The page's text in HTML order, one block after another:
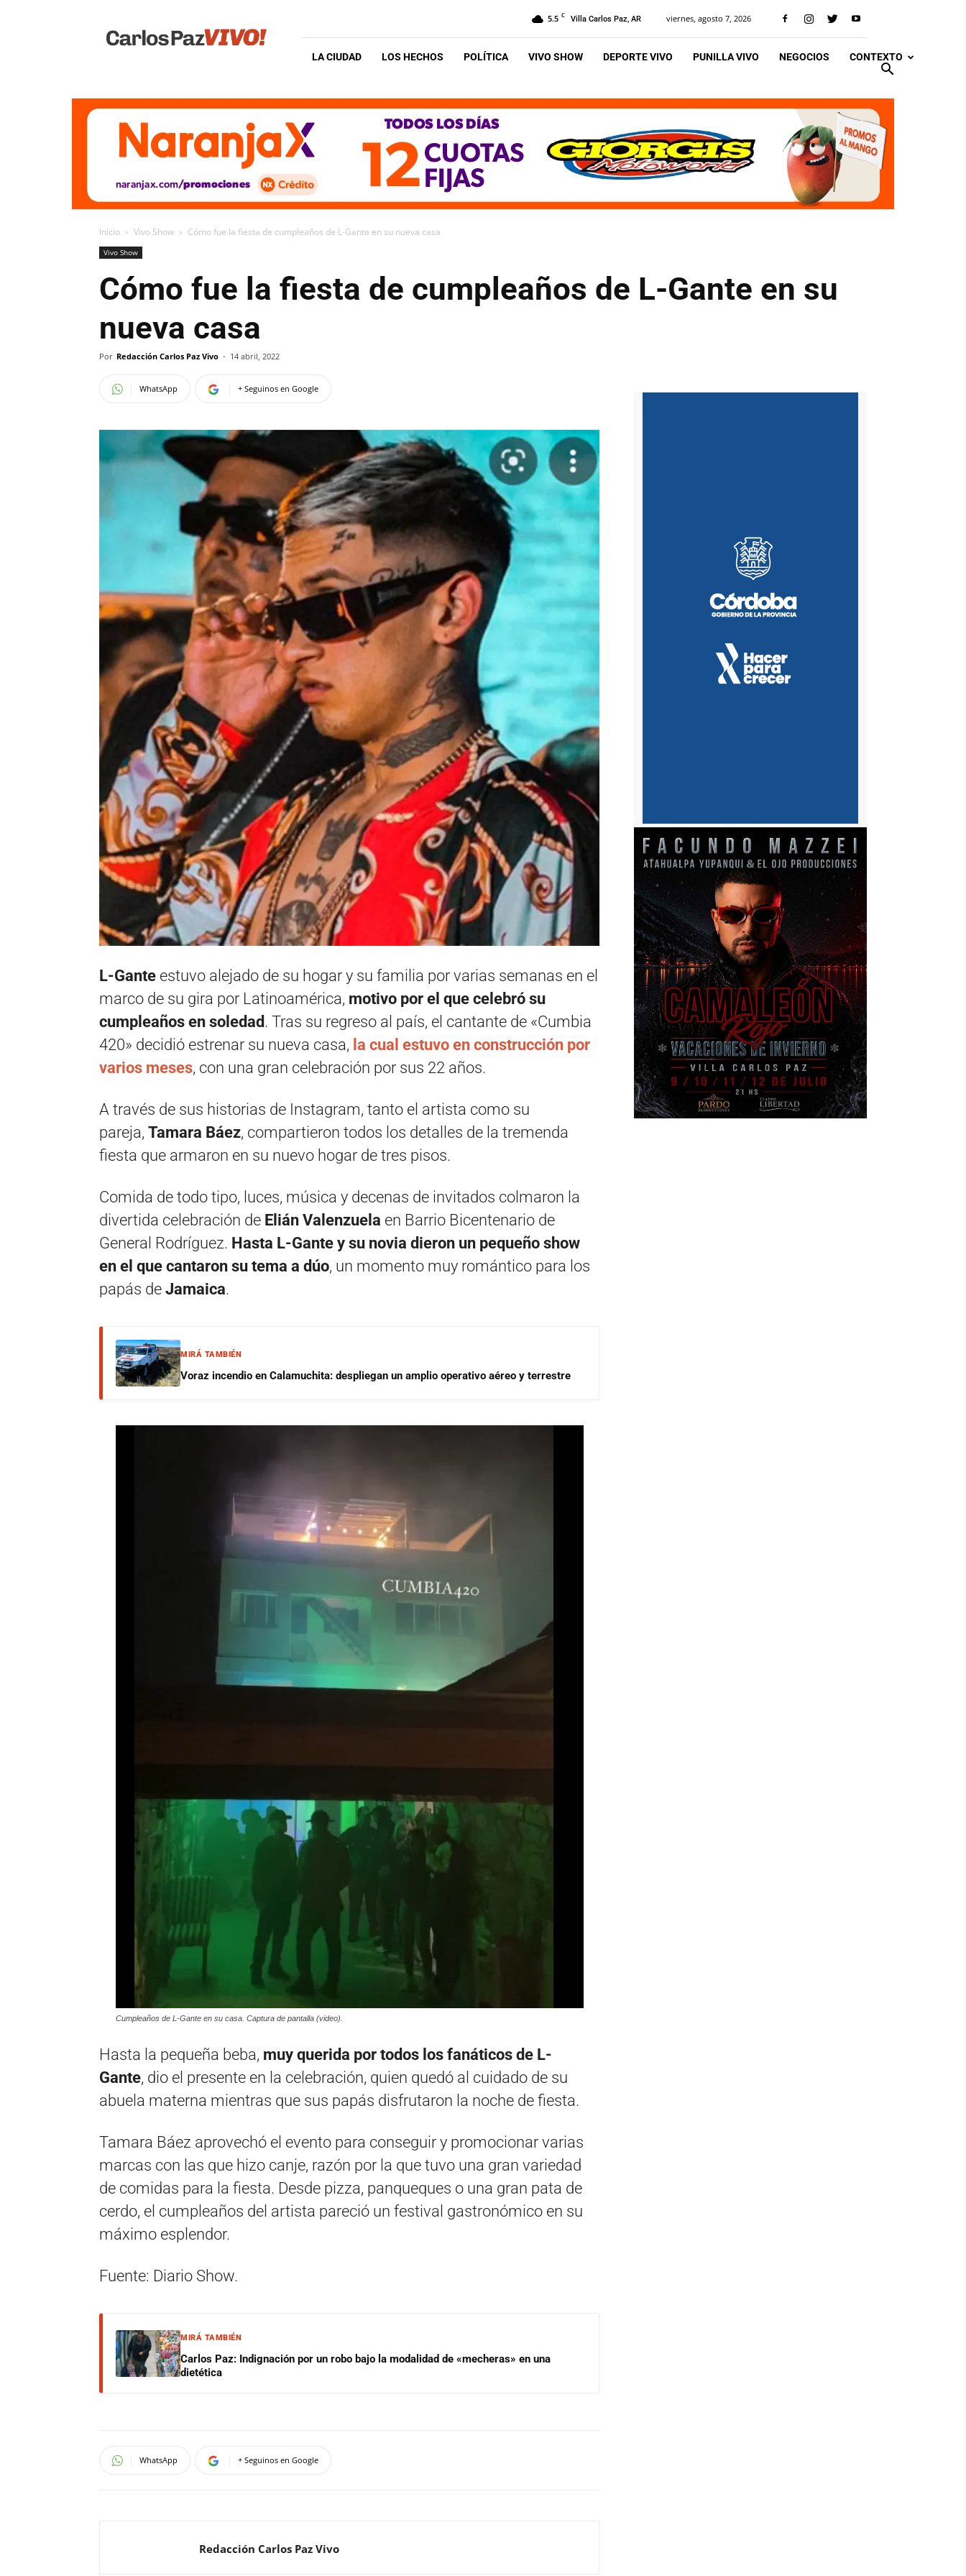
Vivo
5.5 C Villa Carlos Paz, AR viernes, agosto 7, 2026
LA CIUDAD LOS HECHOS POLÍTICA VIVO SHOW DEPORTE VIVO PUNILLA VIVO NEGOCIOS CONTEXTO
Inicio Vivo Show Cómo fue la fiesta de cumpleaños de L-Gante en su nueva casa
Vivo Show
Cómo fue la fiesta de cumpleaños de L-Gante en su
nueva casa
Por Redacción Carlos Paz Vivo - 14 abril, 2022
WhatsApp + Seguinos en Google
L-Gante estuvo alejado de su hogar y su familia por varias semanas en el
marco de su gira por Latinoamérica, motivo por el que celebró su
cumpleaños en soledad. Tras su regreso al país, el cantante de «Cumbia
420» decidió estrenar su nueva casa, la cual estuvo en construcción por
varios meses, con una gran celebración por sus 22 años.
A través de sus historias de Instagram, tanto el artista como su
pareja, Tamara Báez, compartieron todos los detalles de la tremenda
fiesta que armaron en su nuevo hogar de tres pisos.
Comida de todo tipo, luces, música y decenas de invitados colmaron la
divertida celebración de Elián Valenzuela en Barrio Bicentenario de
General Rodríguez. Hasta L-Gante y su novia dieron un pequeño show
en el que cantaron su tema a dúo, un momento muy romántico para los
papás de Jamaica.
MIRÁ TAMBIÉN
Voraz incendio en Calamuchita: despliegan un amplio operativo aéreo y terrestre
Cumpleaños de L-Gante en su casa. Captura de pantalla (video).
Hasta la pequeña beba, muy querida por todos los fanáticos de L-
Gante, dio el presente en la celebración, quien quedó al cuidado de su
abuela materna mientras que sus papás disfrutaron la noche de fiesta.
Tamara Báez aprovechó el evento para conseguir y promocionar varias
marcas con las que hizo canje, razón por la que tuvo una gran variedad
de comidas para la fiesta. Desde pizza, panqueques o una gran pata de
cerdo, el cumpleaños del artista pareció un festival gastronómico en su
máximo esplendor.
Fuente: Diario Show.
MIRÁ TAMBIÉN
Carlos Paz: Indignación por un robo bajo la modalidad de «mecheras» en una
dietética
WhatsApp + Seguinos en Google
Redacción Carlos Paz Vivo